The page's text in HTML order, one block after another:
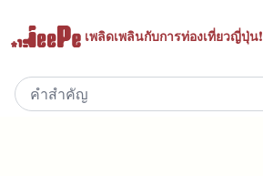
เพลิดเพลินกับการท่องเที่ยวญี่ปุ่น!